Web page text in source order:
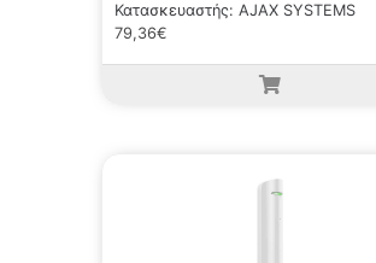
Κατασκευαστής: AJAX SYSTEMS
79,36€